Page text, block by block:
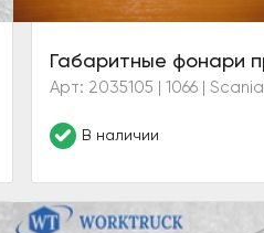
Арт: 2035105 | 1066 | Scania
В наличии